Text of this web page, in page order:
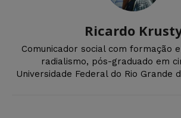
Ricardo
Comunicador social com formação
radialismo, pós-graduado em
Universidade Federal do Rio Grande